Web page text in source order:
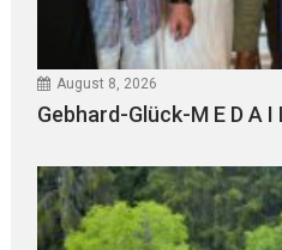
August 8, 2026
Gebhard-Glück-M E D A I